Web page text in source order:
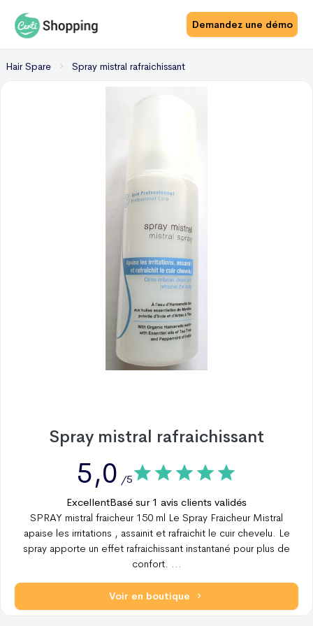
Demandez une démo
Hair Spare Spray mistral rafraichissant
Spray mistral rafraichissant
5,0 /5
ExcellentBasé sur 1 avis clients validés
SPRAY mistral fraicheur 150 ml Le Spray Fraicheur Mistral
apaise les irritations , assainit et rafraichit le cuir chevelu. Le
spray apporte un effet rafraichissant instantané pour plus de
confort. ...
Voir en boutique